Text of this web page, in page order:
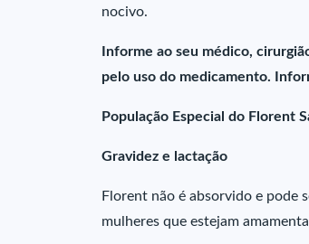
nocivo.
Informe ao seu médico,
pelo uso do medicamento.
População Especial do Florent
Gravidez e lactação
Florent não é absorvido e pode
mulheres que estejam